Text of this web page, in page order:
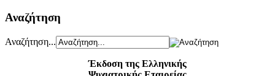
Αναζήτηση
Αναζήτηση...
Έκδοση της Ελληνικής